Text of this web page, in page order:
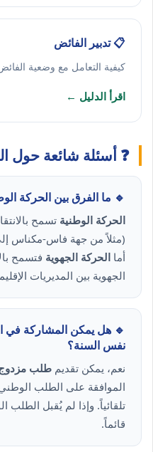
📋 تدبير الفائض
كيفية التعامل مع وضعية
اقرأ الدليل ←
❓ أسئلة شائعة حول
🔹 ما الفرق بين الحركة
الحركة الوطنية تسمح
(مثلاً من جهة فاس-مكناس
أما الحركة الجهوية فتسمح
الجهوية بين المديريات
🔹 هل يمكن المشاركة في
نفس السنة؟
نعم، يمكن تقديم طلب
الموافقة على الطلب
تلقائياً. وإذا لم يُقبل
قائماً.